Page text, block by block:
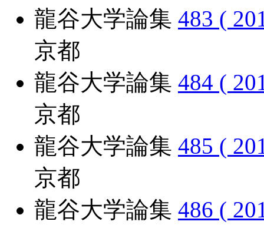
龍谷大学論集 483 (
京都
龍谷大学論集 484 (
京都
龍谷大学論集 485 (
京都
龍谷大学論集 486 (